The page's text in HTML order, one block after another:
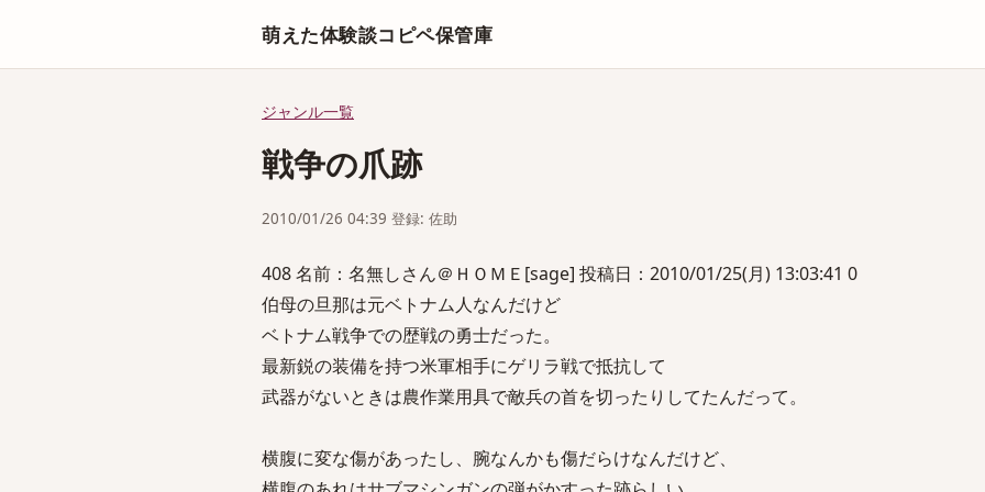
萌えた体験談コピペ保管庫
ジャンル一覧
戦争の爪跡
2010/01/26 04:39 登録: 佐助
408 名前：名無しさん＠ＨＯＭＥ[sage] 投稿日：2010/01/25(月) 13:03:41 0
伯母の旦那は元ベトナム人なんだけど
ベトナム戦争での歴戦の勇士だった。
最新鋭の装備を持つ米軍相手にゲリラ戦で抵抗して
武器がないときは農作業用具で敵兵の首を切ったりしてたんだって。
横腹に変な傷があったし、腕なんかも傷だらけなんだけど、